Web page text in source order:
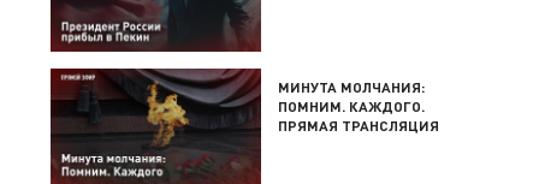
МИНУТА МОЛЧАНИЯ:
ПОМНИМ. КАЖДОГО.
ПРЯМАЯ ТРАНСЛЯЦИЯ